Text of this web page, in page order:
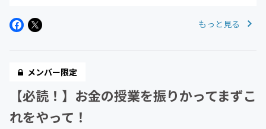
もっと見る
メンバー限定
【必読！】お金の授業を振りかってまずこ
れをやって！